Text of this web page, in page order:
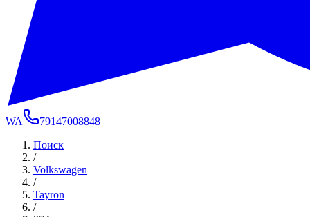
WA
79147008848
Поиск
/
Volkswagen
/
Tayron
/